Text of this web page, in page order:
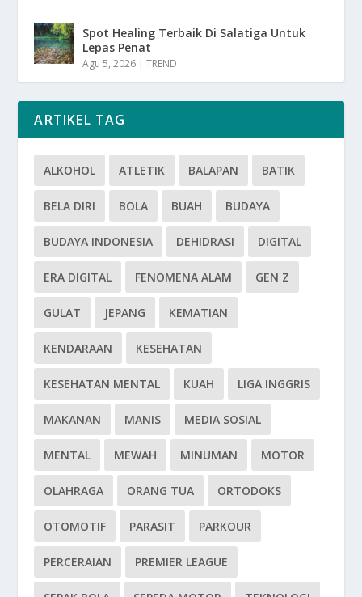
Spot Healing Terbaik Di Salatiga Untuk
Lepas Penat
Agu 5, 2026 |TREND
ARTIKEL TAG
ALKOHOL ATLETIK BALAPAN BATIK
BELA DIRI BOLA BUAH BUDAYA
BUDAYA INDONESIA DEHIDRASI DIGITAL
ERA DIGITAL FENOMENA ALAM GEN Z
GULAT JEPANG KEMATIAN
KENDARAAN KESEHATAN
KESEHATAN MENTAL KUAH LIGA INGGRIS
MAKANAN MANIS MEDIA SOSIAL
MENTAL MEWAH MINUMAN MOTOR
OLAHRAGA ORANG TUA ORTODOKS
OTOMOTIF PARASIT PARKOUR
PERCERAIAN PREMIER LEAGUE